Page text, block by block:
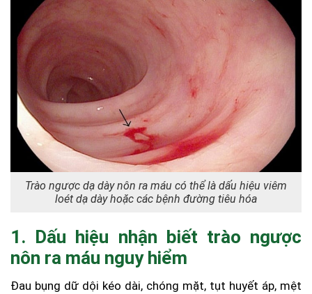
Trào ngược dạ dày nôn ra máu có thể là dấu hiệu viêm
loét dạ dày hoặc các bệnh đường tiêu hóa
1. Dấu hiệu nhận biết trào ngược
nôn ra máu nguy hiểm
Đau bụng dữ dội kéo dài, chóng mặt, tụt huyết áp, mệt